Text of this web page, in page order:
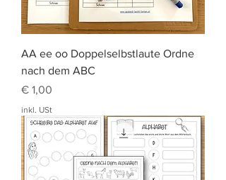
AA ee oo Doppelselbstlaute Ordne
nach dem ABC
Preis
€ 1,00
inkl. USt